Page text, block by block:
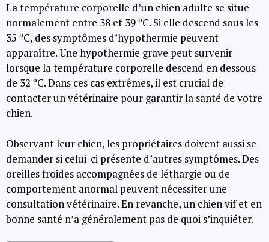
La température corporelle d’un chien adulte se situe
normalement entre 38 et 39 ºC. Si elle descend sous les
35 ºC, des symptômes d’hypothermie peuvent
apparaître. Une hypothermie grave peut survenir
lorsque la température corporelle descend en dessous
de 32 ºC. Dans ces cas extrêmes, il est crucial de
contacter un vétérinaire pour garantir la santé de votre
chien.
Observant leur chien, les propriétaires doivent aussi se
demander si celui-ci présente d’autres symptômes. Des
oreilles froides accompagnées de léthargie ou de
comportement anormal peuvent nécessiter une
consultation vétérinaire. En revanche, un chien vif et en
bonne santé n’a généralement pas de quoi s’inquiéter.